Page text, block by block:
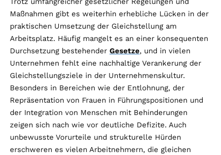
Maßnahmen gibt es weiterhin erhebliche Lücken in der
praktischen Umsetzung der Gleichstellung am
Arbeitsplatz. Häufig mangelt es an einer konsequenten
Durchsetzung bestehender Gesetze, und in vielen
Unternehmen fehlt eine nachhaltige Verankerung der
Gleichstellungsziele in der Unternehmenskultur.
Besonders in Bereichen wie der Entlohnung, der
Repräsentation von Frauen in Führungspositionen und
der Integration von Menschen mit Behinderungen
zeigen sich nach wie vor deutliche Defizite. Auch
unbewusste Vorurteile und strukturelle Hürden
erschweren es vielen Arbeitnehmern, die gleichen